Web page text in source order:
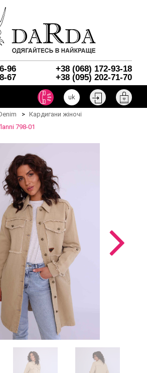
96
+38 (068) 172-93-18
67
+38 (095) 202-71-70
uk
Кардигани жіночі
798-01